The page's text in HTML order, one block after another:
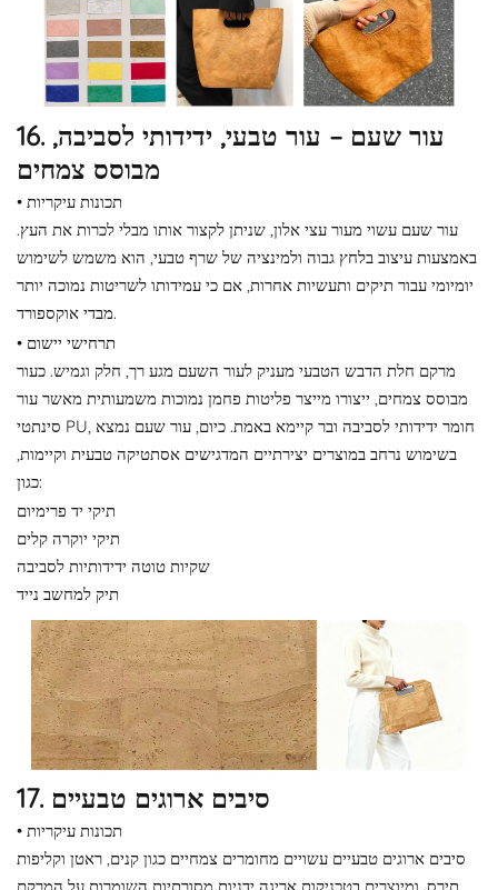
16. עור שעם – עור טבעי, ידידותי לסביבה,
מבוסס צמחים
• תכונות עיקריות
עור שעם עשוי מעור עצי אלון, שניתן לקצור אותו מבלי לכרות את העץ.
באמצעות עיצוב בלחץ גבוה ולמינציה של שרף טבעי, הוא משמש לשימוש
יומיומי עבור תיקים ותעשיות אחרות, אם כי עמידותו לשריטות נמוכה יותר
מבדי אוקספורד.
• תרחישי יישום
מרקם חלת הדבש הטבעי מעניק לעור השעם מגע רך, חלק וגמיש. כעור
מבוסס צמחים, ייצורו מייצר פליטות פחמן נמוכות משמעותית מאשר עור
סינתטי PU, חומר ידידותי לסביבה ובר קיימא באמת. כיום, עור שעם נמצא
בשימוש נרחב במוצרים יצירתיים המדגישים אסתטיקה טבעית וקיימות,
כגון:
תיקי יד פרימיום
תיקי יוקרה קלים
שקיות טוטה ידידותיות לסביבה
תיק למחשב נייד
17. סיבים ארוגים טבעיים
• תכונות עיקריות
סיבים ארוגים טבעיים עשויים מחומרים צמחיים כגון קנים, ראטן וקליפות